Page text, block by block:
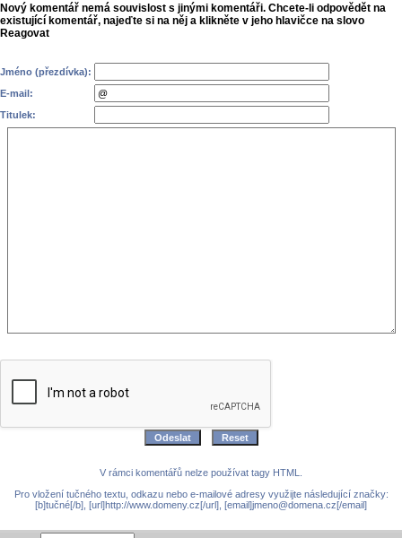
Nový komentář nemá souvislost s jinými komentáři. Chcete-li odpovědět na
existující komentář, najeďte si na něj a klikněte v jeho hlavičce na slovo
Reagovat
Jméno (přezdívka):
E-mail:
Titulek:
V rámci komentářů nelze používat tagy HTML.
Pro vložení tučného textu, odkazu nebo e-mailové adresy využijte následující značky:
[b]tučné[/b], [url]http://www.domeny.cz[/url], [email]jmeno@domena.cz[/email]